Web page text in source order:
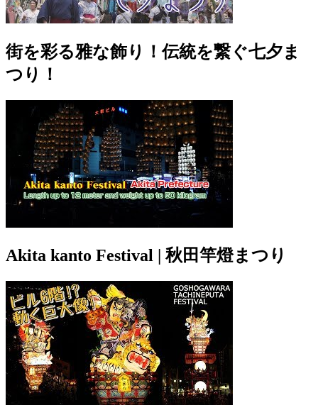
街を彩る雅な飾り！伝統を繋ぐ七夕ま
つり！
Akita kanto Festival | 秋田竿燈まつり